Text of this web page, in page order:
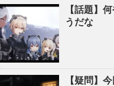
【話題】
うだな
【疑問】